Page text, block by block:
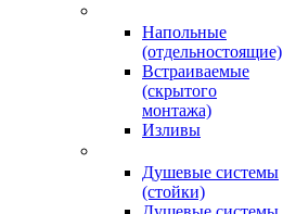
Напольные
(отдельностоящие)
Встраиваемые
(скрытого
монтажа)
Изливы
Душевые системы
(стойки)